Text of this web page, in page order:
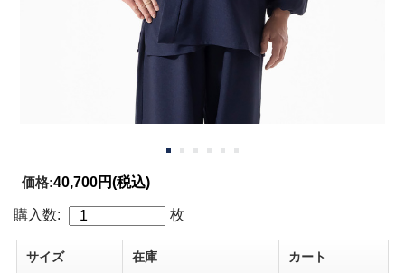
価格:40,700円(税込)
購入数: 枚
サイズ 在庫 カート